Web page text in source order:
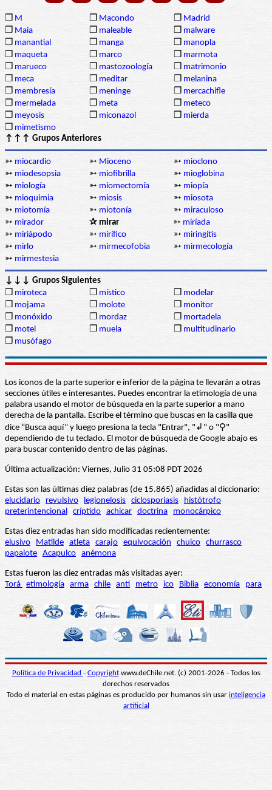
❒ M ❒ Macondo ❒ Madrid
❒ Maia ❒ maleable ❒ malware
❒ manantial ❒ manga ❒ manopla
❒ maqueta ❒ marco ❒ marmota
❒ marueco ❒ mastozoología ❒ matrimonio
❒ meca ❒ meditar ❒ melanina
❒ membresía ❒ meninge ❒ mercachifle
❒ mermelada ❒ meta ❒ meteco
❒ meyosis ❒ miconazol ❒ mierda
❒ mimetismo
↑↑↑ Grupos Anteriores
➳ miocardio ➳ Mioceno ➳ mioclono
➳ miodesopsia ➳ miofibrilla ➳ mioglobina
➳ miología ➳ miomectomía ➳ miopía
➳ mioquimia ➳ miosis ➳ miosota
➳ miotomía ➳ miotonía ➳ miraculoso
➳ mirador ✰ mirar ➳ miríada
➳ miriápodo ➳ mirífico ➳ miringitis
➳ mirlo ➳ mirmecofobia ➳ mirmecología
➳ mirmestesia
↓↓↓ Grupos Siguientes
❒ miroteca ❒ místico ❒ modelar
❒ mojama ❒ molote ❒ monitor
❒ monóxido ❒ mordaz ❒ mortadela
❒ motel ❒ muela ❒ multitudinario
❒ musófago
Los iconos de la parte superior e inferior de la página te llevarán a otras
secciones útiles e interesantes. Puedes encontrar la etimología de una
palabra usando el motor de búsqueda en la parte superior a mano
derecha de la pantalla. Escribe el término que buscas en la casilla que
dice “Busca aquí” y luego presiona la tecla "Entrar", "↲" o "⚲"
dependiendo de tu teclado. El motor de búsqueda de Google abajo es
para buscar contenido dentro de las páginas.
Última actualización: Viernes, Julio 31 05:08 PDT 2026
Estas son las últimas diez palabras (de 15.865) añadidas al diccionario:
elucidario
revulsivo legionelosis ciclosporiasis
histótrofo
preterintencional críptido achicar doctrina monocárpico
Estas diez entradas han sido modificadas recientemente:
elusivo
Matilde atleta carajo equivocación chuico churrasco
papalote Acapulco anémona
Estas fueron las diez entradas más visitadas ayer:
Torá etimología arma chile anti metro ico Biblia economía para
Política de Privacidad - Copyrightwww.deChile.net. (c) 2001-2026 - Todos los
derechos reservados
Todo el material en estas páginas es producido por humanos sin usar inteligencia
artificial